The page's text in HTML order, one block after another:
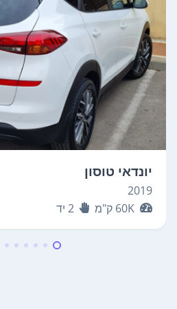
יונדאי טוסון
2019
60K ק"מ 2 יד